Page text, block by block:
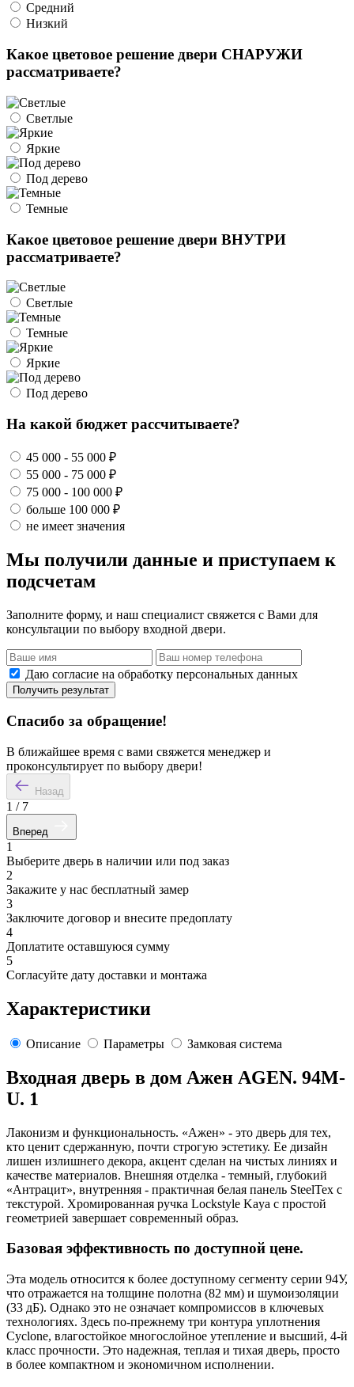
Средний
Низкий
Какое цветовое решение двери СНАРУЖИ
рассматриваете?
Светлые
Яркие
Под дерево
Темные
Какое цветовое решение двери ВНУТРИ
рассматриваете?
Светлые
Темные
Яркие
Под дерево
На какой бюджет рассчитываете?
45 000 - 55 000 ₽
55 000 - 75 000 ₽
75 000 - 100 000 ₽
больше 100 000 ₽
не имеет значения
Мы получили данные и приступаем к
подсчетам
Заполните форму, и наш специалист свяжется с Вами для
консультации по выбору входной двери.
Даю согласие на обработку персональных данных
Получить результат
Спасибо за обращение!
В ближайшее время с вами свяжется менеджер и
проконсультирует по выбору двери!
Назад
1 / 7
Вперед
1
Выберите дверь в наличии или под заказ
2
Закажите у нас бесплатный замер
3
Заключите договор и внесите предоплату
4
Доплатите оставшуюся сумму
5
Согласуйте дату доставки и монтажа
Характеристики
Описание Параметры Замковая система
Входная дверь в дом Ажен AGEN. 94M-
U. 1
Лаконизм и функциональность. «Ажен» - это дверь для тех,
кто ценит сдержанную, почти строгую эстетику. Ее дизайн
лишен излишнего декора, акцент сделан на чистых линиях и
качестве материалов. Внешняя отделка - темный, глубокий
«Антрацит», внутренняя - практичная белая панель SteelTex с
текстурой. Хромированная ручка Lockstyle Kaya с простой
геометрией завершает современный образ.
Базовая эффективность по доступной цене.
Эта модель относится к более доступному сегменту серии 94У,
что отражается на толщине полотна (82 мм) и шумоизоляции
(33 дБ). Однако это не означает компромиссов в ключевых
технологиях. Здесь по-прежнему три контура уплотнения
Cyclone, влагостойкое многослойное утепление и высший, 4-й
класс прочности. Это надежная, теплая и тихая дверь, просто
в более компактном и экономичном исполнении.